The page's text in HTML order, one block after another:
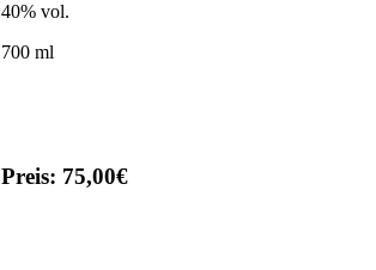
40% vol.
700 ml
Preis: 75,00€